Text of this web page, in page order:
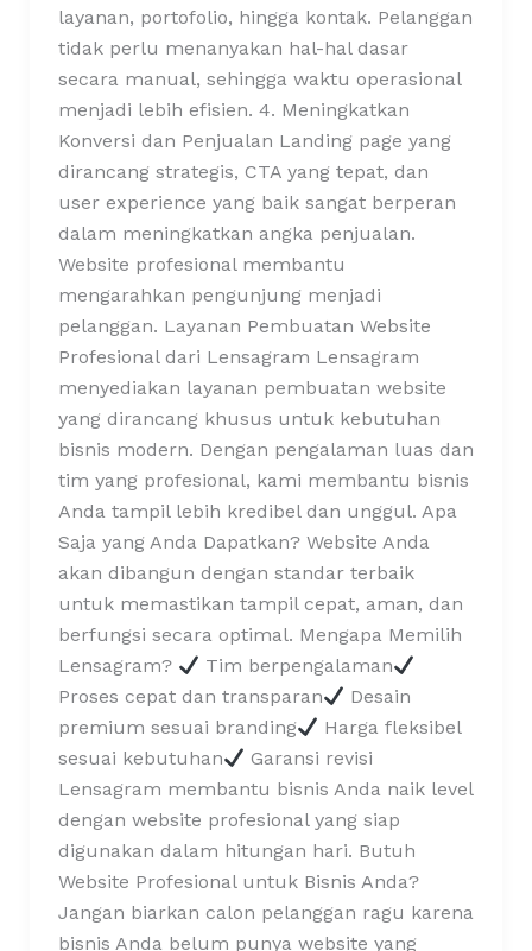
layanan, portofolio, hingga kontak. Pelanggan
tidak perlu menanyakan hal-hal dasar
secara manual, sehingga waktu operasional
menjadi lebih efisien. 4. Meningkatkan
Konversi dan Penjualan Landing page yang
dirancang strategis, CTA yang tepat, dan
user experience yang baik sangat berperan
dalam meningkatkan angka penjualan.
Website profesional membantu
mengarahkan pengunjung menjadi
pelanggan. Layanan Pembuatan Website
Profesional dari Lensagram Lensagram
menyediakan layanan pembuatan website
yang dirancang khusus untuk kebutuhan
bisnis modern. Dengan pengalaman luas dan
tim yang profesional, kami membantu bisnis
Anda tampil lebih kredibel dan unggul. Apa
Saja yang Anda Dapatkan? Website Anda
akan dibangun dengan standar terbaik
untuk memastikan tampil cepat, aman, dan
berfungsi secara optimal. Mengapa Memilih
Lensagram?
Tim berpengalaman
Proses cepat dan transparan
Desain
premium sesuai branding
Harga fleksibel
sesuai kebutuhan
Garansi revisi
Lensagram membantu bisnis Anda naik level
dengan website profesional yang siap
digunakan dalam hitungan hari. Butuh
Website Profesional untuk Bisnis Anda?
Jangan biarkan calon pelanggan ragu karena
bisnis Anda belum punya website yang